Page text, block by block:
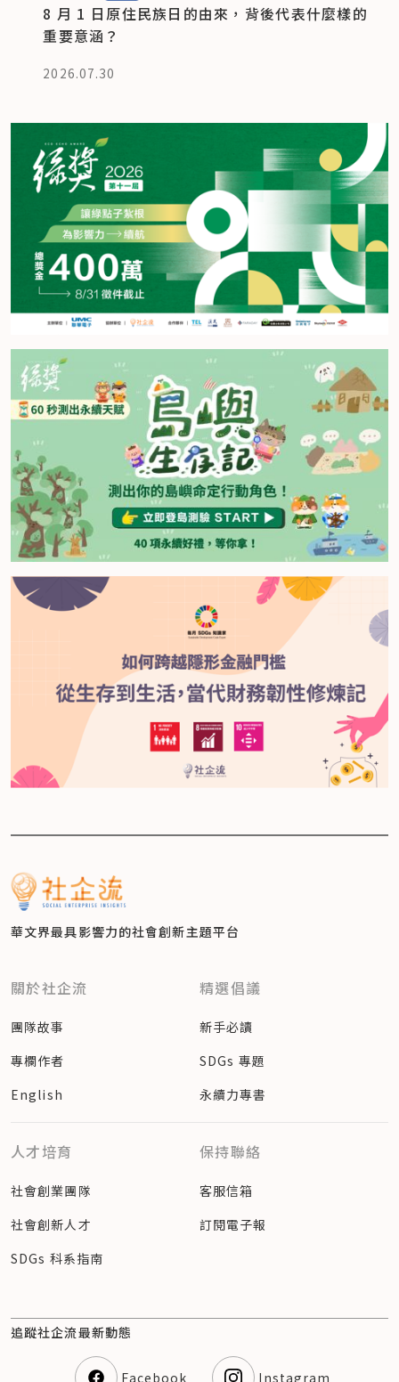
8 月 1 日原住民族日的由來，背後代表什麼樣的
重要意涵？
2026.07.30
華文界最具影響力的社會創新主題平台
關於社企流
團隊故事
專欄作者
English
精選倡議
新手必讀
SDGs 專題
永續力專書
人才培育
社會創業團隊
社會創新人才
SDGs 科系指南
保持聯絡
客服信箱
訂閱電子報
追蹤社企流最新動態
Facebook Instagram